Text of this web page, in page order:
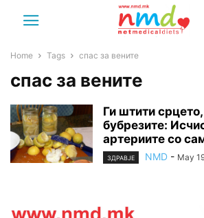
Home Tags спас за вените
спас за вените
Ги штити
бубрезите:
артериите со
ЗДРАВЈЕ NMD - May